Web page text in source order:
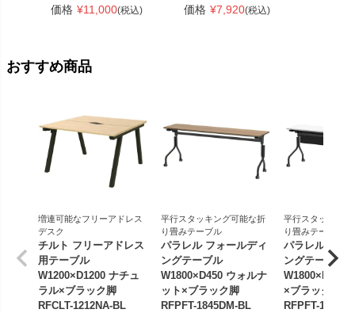
価格 ¥11,000(税込)
価格 ¥7,920(税込)
おすすめ商品
増連可能なフリーアドレス
デスク
チルト フリーアドレス
用テーブル
W1200×D1200 ナチュ
ラル×ブラック脚
RFCLT-1212NA-BL
平行スタッキング可能な折
り畳みテーブル
パラレル フォールディ
ングテーブル
W1800×D450 ウォルナ
ット×ブラック脚
RFPFT-1845DM-BL
平行スタッキン
り畳みテーブル
パラレル フォ
ングテーブル
W1800×D450
×ブラック脚
RFPFT-